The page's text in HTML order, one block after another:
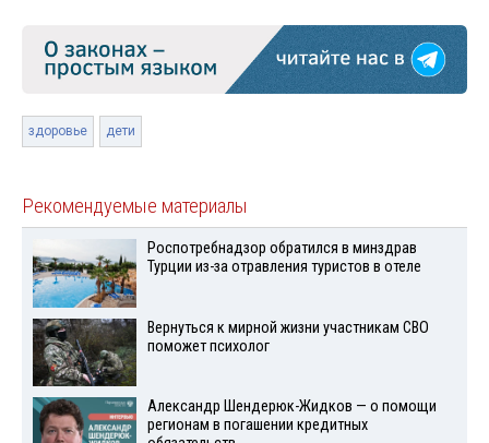
здоровье дети
Рекомендуемые материалы
Роспотребнадзор обратился в минздрав
Турции из-за отравления туристов в отеле
Вернуться к мирной жизни участникам СВО
поможет психолог
Александр Шендерюк-Жидков — о помощи
регионам в погашении кредитных